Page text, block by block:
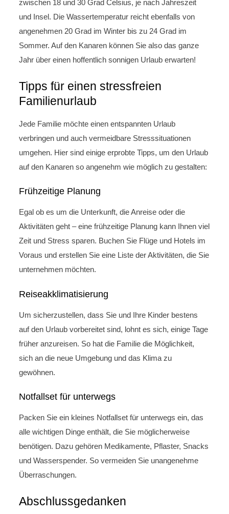
zwischen 18 und 30 Grad Celsius, je nach Jahreszeit
und Insel. Die Wassertemperatur reicht ebenfalls von
angenehmen 20 Grad im Winter bis zu 24 Grad im
Sommer. Auf den Kanaren können Sie also das ganze
Jahr über einen hoffentlich sonnigen Urlaub erwarten!
Tipps für einen stressfreien
Familienurlaub
Jede Familie möchte einen entspannten Urlaub
verbringen und auch vermeidbare Stresssituationen
umgehen. Hier sind einige erprobte Tipps, um den Urlaub
auf den Kanaren so angenehm wie möglich zu gestalten:
Frühzeitige Planung
Egal ob es um die Unterkunft, die Anreise oder die
Aktivitäten geht – eine frühzeitige Planung kann Ihnen viel
Zeit und Stress sparen. Buchen Sie Flüge und Hotels im
Voraus und erstellen Sie eine Liste der Aktivitäten, die Sie
unternehmen möchten.
Reiseakklimatisierung
Um sicherzustellen, dass Sie und Ihre Kinder bestens
auf den Urlaub vorbereitet sind, lohnt es sich, einige Tage
früher anzureisen. So hat die Familie die Möglichkeit,
sich an die neue Umgebung und das Klima zu
gewöhnen.
Notfallset für unterwegs
Packen Sie ein kleines Notfallset für unterwegs ein, das
alle wichtigen Dinge enthält, die Sie möglicherweise
benötigen. Dazu gehören Medikamente, Pflaster, Snacks
und Wasserspender. So vermeiden Sie unangenehme
Überraschungen.
Abschlussgedanken